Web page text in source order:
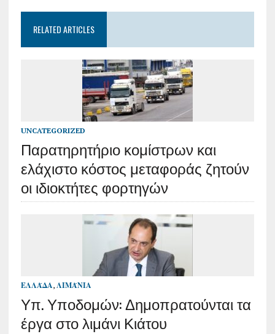
RELATED ARTICLES
UNCATEGORIZED
Παρατηρητήριο κομίστρων και
ελάχιστο κόστος μεταφοράς ζητούν
οι ιδιοκτήτες φορτηγών
ΕΛΛΆΔΑ, ΛΙΜΆΝΙΑ
Υπ. Υποδομών: Δημοπρατούνται τα
έργα στο λιμάνι Κιάτου